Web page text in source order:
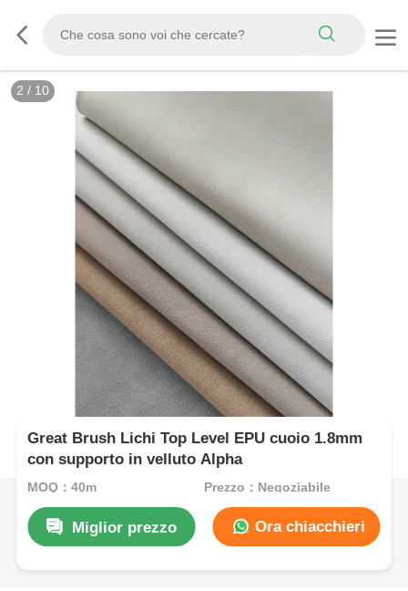
3 / 10
Great Brush Lichi Top Level EPU cuoio 1.8mm
con supporto in velluto Alpha
MOQ：40m Prezzo：Negoziabile
Miglior prezzo Ora chiacchieri